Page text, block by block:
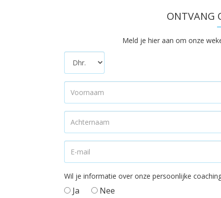
ONTVANG
Meld je hier aan om onze
Wil je informatie over onze persoonlijke
Ja Nee